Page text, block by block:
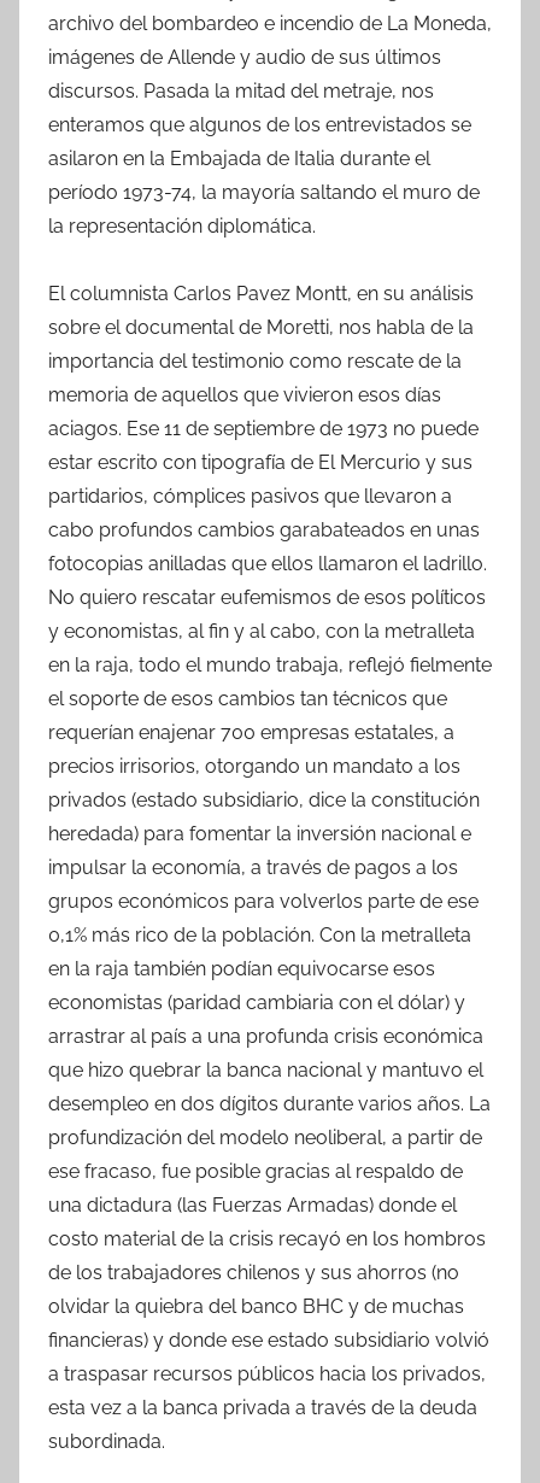
archivo del bombardeo e incendio de La Moneda,
imágenes de Allende y audio de sus últimos
discursos. Pasada la mitad del metraje, nos
enteramos que algunos de los entrevistados se
asilaron en la Embajada de Italia durante el
período 1973-74, la mayoría saltando el muro de
la representación diplomática.
El columnista Carlos Pavez Montt, en su análisis
sobre el documental de Moretti, nos habla de la
importancia del testimonio como rescate de la
memoria de aquellos que vivieron esos días
aciagos. Ese 11 de septiembre de 1973 no puede
estar escrito con tipografía de El Mercurio y sus
partidarios, cómplices pasivos que llevaron a
cabo profundos cambios garabateados en unas
fotocopias anilladas que ellos llamaron el ladrillo.
No quiero rescatar eufemismos de esos políticos
y economistas, al fin y al cabo, con la metralleta
en la raja, todo el mundo trabaja, reflejó fielmente
el soporte de esos cambios tan técnicos que
requerían enajenar 700 empresas estatales, a
precios irrisorios, otorgando un mandato a los
privados (estado subsidiario, dice la constitución
heredada) para fomentar la inversión nacional e
impulsar la economía, a través de pagos a los
grupos económicos para volverlos parte de ese
0,1% más rico de la población. Con la metralleta
en la raja también podían equivocarse esos
economistas (paridad cambiaria con el dólar) y
arrastrar al país a una profunda crisis económica
que hizo quebrar la banca nacional y mantuvo el
desempleo en dos dígitos durante varios años. La
profundización del modelo neoliberal, a partir de
ese fracaso, fue posible gracias al respaldo de
una dictadura (las Fuerzas Armadas) donde el
costo material de la crisis recayó en los hombros
de los trabajadores chilenos y sus ahorros (no
olvidar la quiebra del banco BHC y de muchas
financieras) y donde ese estado subsidiario volvió
a traspasar recursos públicos hacia los privados,
esta vez a la banca privada a través de la deuda
subordinada.